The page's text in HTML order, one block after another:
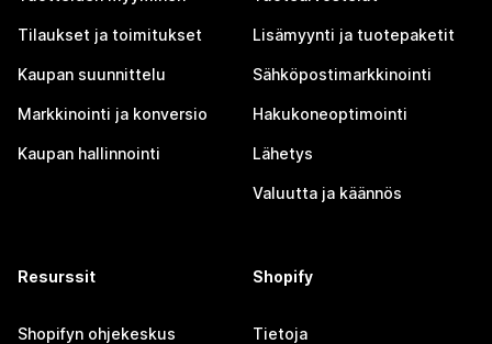
Tilaukset ja toimitukset
Kaupan suunnittelu
Markkinointi ja konversio
Kaupan hallinnointi
Lisämyynti ja tuotepaketit
Sähköpostimarkkinointi
Hakukoneoptimointi
Lähetys
Valuutta ja käännös
Resurssit
Shopifyn ohjekeskus
Shopify
Tietoja